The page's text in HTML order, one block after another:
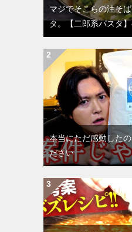
マジでそこらの油そ
タ。【二郎系パスタ
本当にただ感動した
ださい